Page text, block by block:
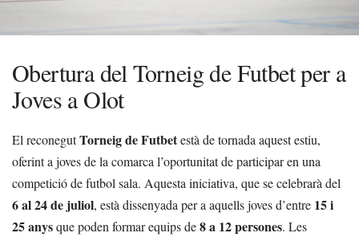
Obertura del Torneig de Futbet per a
Joves a Olot
El reconegutTorneig de Futbetestà de tornada aquest estiu,
oferint a joves de la comarca l’oportunitat de participar en una
competició de futbol sala. Aquesta iniciativa, que se celebrarà del
6 al 24 de juliol, està dissenyada per a aquells joves d’entre 15 i
25 anysque poden formar equips de8 a 12 persones. Les